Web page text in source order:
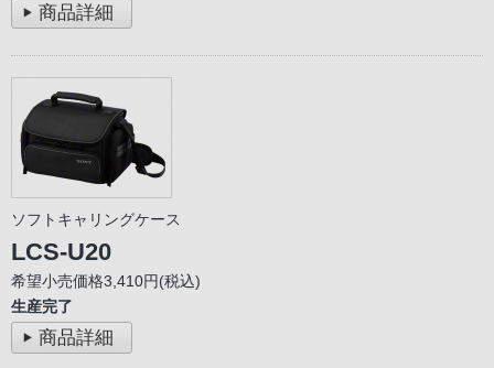
商品詳細
ソフトキャリングケース
LCS-U20
希望小売価格3,410円(税込)
生産完了
商品詳細